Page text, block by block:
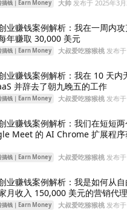
搞钱｜Earn Money 大帅 发布于2025年3
业赚钱案例解析：我在一周内攻
年赚取 30,000 美元
搞钱｜Earn Money 大叔爱吃猕猴桃 发布
业赚钱案例解析：我在 10 天内
并辞去了朝九晚五的工作
搞钱｜Earn Money 大叔爱吃猕猴桃 发布
业赚钱案例解析：我们在短短
Meet 的 AI Chrome 扩展程序
搞钱｜Earn Money 大叔爱吃猕猴桃 发布
业赚钱案例解析：我是如何从
月收入 150,000 美元的营销代
搞钱｜Earn Money 大叔爱吃猕猴桃 发布